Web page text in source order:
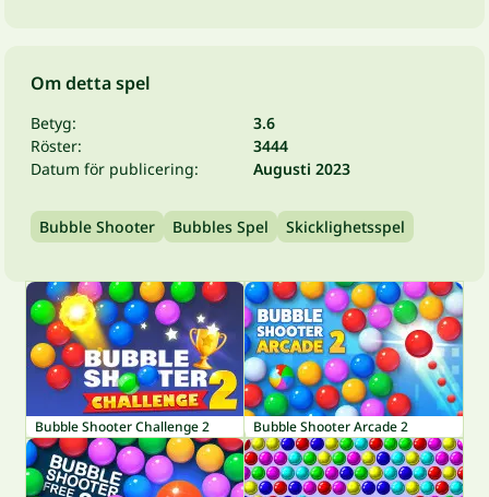
Om detta spel
Betyg:
3.6
Röster:
3444
Datum för publicering:
Augusti 2023
Bubble Shooter Bubbles Spel Skicklighetsspel
Bubble Shooter Challenge 2 Bubble Shooter Arcade 2